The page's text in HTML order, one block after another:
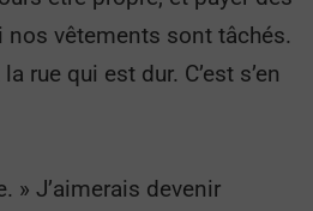
vêtements sont tâchés.
rue qui est dur. C’est s’en
» J’aimerais devenir